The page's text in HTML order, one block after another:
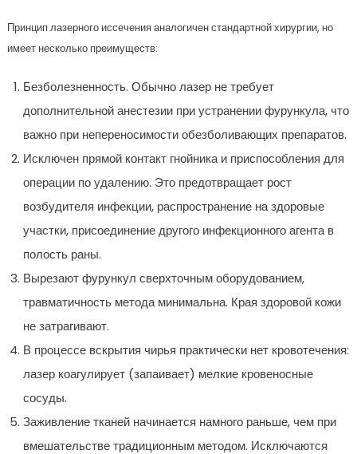
Принцип лазерного иссечения аналогичен стандартной хирургии, но
имеет несколько преимуществ:
Безболезненность. Обычно лазер не требует
дополнительной анестезии при устранении фурункула, что
важно при непереносимости обезболивающих препаратов.
Исключен прямой контакт гнойника и приспособления для
операции по удалению. Это предотвращает рост
возбудителя инфекции, распространение на здоровые
участки, присоединение другого инфекционного агента в
полость раны.
Вырезают фурункул сверхточным оборудованием,
травматичность метода минимальна. Края здоровой кожи
не затрагивают.
В процессе вскрытия чирья практически нет кровотечения:
лазер коагулирует (запаивает) мелкие кровеносные
сосуды.
Заживление тканей начинается намного раньше, чем при
вмешательстве традиционным методом. Исключаются